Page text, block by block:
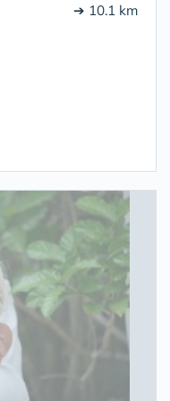
➔ 10.1 km